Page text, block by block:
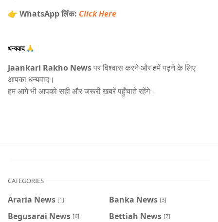
👉 WhatsApp लिंक: Click Here
धन्यवाद 🙏
Jaankari Rakho Newsपर विश्वास करने और हमें पढ़ने के लिए
आपका धन्यवाद।
हम आगे भी आपको सही और जरूरी खबरें पहुँचाते रहेंगे।
CATEGORIES
Araria News [1] Banka News [3]
Begusarai News [6] Bettiah News [7]